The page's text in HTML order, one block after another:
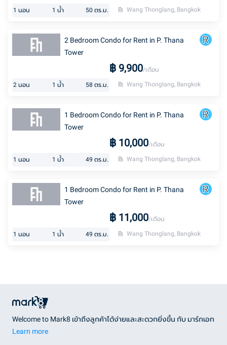
1 นอน 1 น้ำ 50 ตร.ม. Wang Thonglang, Bangkok
2 Bedroom Condo for Rent in P. Thana
Tower
฿ 9,900/เดือน
2 นอน 1 น้ำ 58 ตร.ม. Wang Thonglang, Bangkok
1 Bedroom Condo for Rent in P. Thana
Tower
฿ 10,000/เดือน
1 นอน 1 น้ำ 49 ตร.ม. Wang Thonglang, Bangkok
1 Bedroom Condo for Rent in P. Thana
Tower
฿ 11,000/เดือน
1 นอน 1 น้ำ 49 ตร.ม. Wang Thonglang, Bangkok
Welcome to Mark8 เข้าถึงลูกค้าได้ง่ายและสะดวกยิ่งขึ้น กับ มาร์กเอท
Learn more